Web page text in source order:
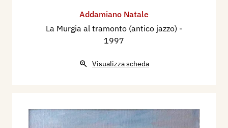
Addamiano Natale
La Murgia al tramonto (antico jazzo) -
1997
Visualizza scheda